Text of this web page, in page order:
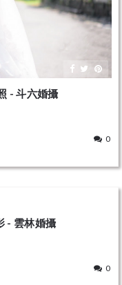
- 斗六婚攝
0
- 雲林婚攝
0